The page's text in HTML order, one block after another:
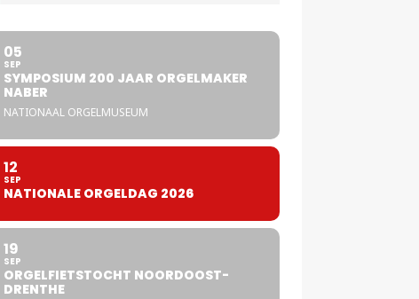
05
SEP
SYMPOSIUM 200 JAAR ORGELMAKER
NABER
NATIONAAL ORGELMUSEUM
12
SEP
NATIONALE ORGELDAG 2026
19
SEP
ORGELFIETSTOCHT NOORDOOST-
DRENTHE